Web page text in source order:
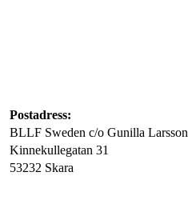
Postadress:
BLLF Sweden c/o Gunilla Larsson
Kinnekullegatan 31
53232 Skara